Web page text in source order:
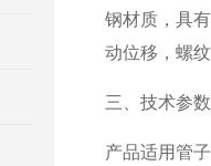
钢材质，具
动位移，螺
三、技术参
产品适用管